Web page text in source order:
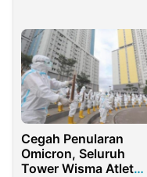
Cegah Penularan
Omicron, Seluruh
Tower Wisma Atlet